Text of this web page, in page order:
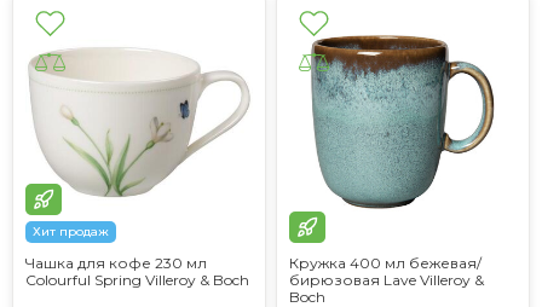
Хит продаж
Чашка для кофе 230 мл
Colourful Spring Villeroy & Boch
Кружка 400 мл бежевая/
бирюзовая Lave Villeroy &
Boch